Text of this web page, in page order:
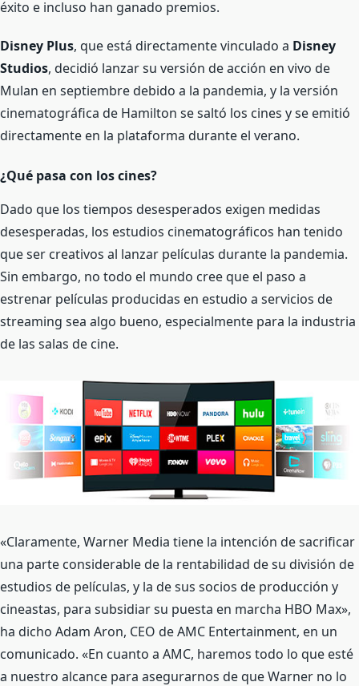
éxito e incluso han ganado premios.
Disney Plus, que está directamente vinculado a Disney
Studios, decidió lanzar su versión de acción en vivo de
Mulan en septiembre debido a la pandemia, y la versión
cinematográfica de Hamilton se saltó los cines y se emitió
directamente en la plataforma durante el verano.
¿Qué pasa con los cines?
Dado que los tiempos desesperados exigen medidas
desesperadas, los estudios cinematográficos han tenido
que ser creativos al lanzar películas durante la pandemia.
Sin embargo, no todo el mundo cree que el paso a
estrenar películas producidas en estudio a servicios de
streaming sea algo bueno, especialmente para la industria
de las salas de cine.
«Claramente, Warner Media tiene la intención de sacrificar
una parte considerable de la rentabilidad de su división de
estudios de películas, y la de sus socios de producción y
cineastas, para subsidiar su puesta en marcha HBO Max»,
ha dicho Adam Aron, CEO de AMC Entertainment, en un
comunicado. «En cuanto a AMC, haremos todo lo que esté
a nuestro alcance para asegurarnos de que Warner no lo